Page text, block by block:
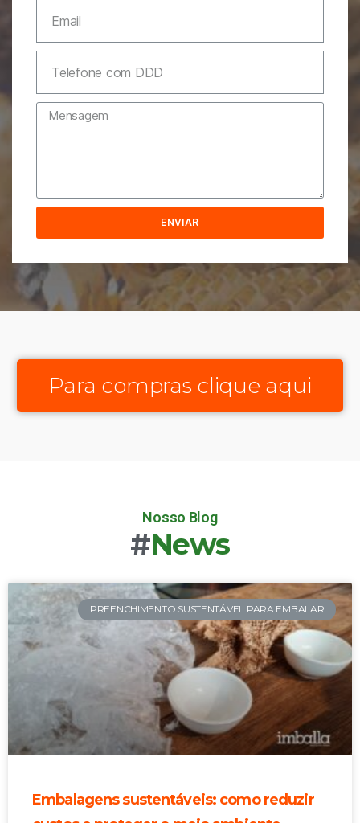
ENVIAR
Para compras clique aqui
Nosso Blog
#News
PREENCHIMENTO SUSTENTÁVEL PARA EMBALAR
Embalagens sustentáveis: como reduzir